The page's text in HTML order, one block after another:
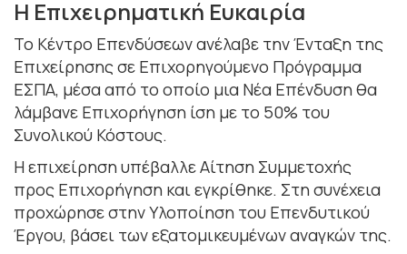
Η Επιχειρηματική Ευκαιρία
Το Κέντρο Επενδύσεων ανέλαβε την Ένταξη της
Επιχείρησης σε Επιχορηγούμενο Πρόγραμμα
ΕΣΠΑ, μέσα από το οποίο μια Νέα Επένδυση θα
λάμβανε Επιχορήγηση ίση με το 50% του
Συνολικού Κόστους.
Η επιχείρηση υπέβαλλε Αίτηση Συμμετοχής
προς Επιχορήγηση και εγκρίθηκε. Στη συνέχεια
προχώρησε στην Υλοποίηση του Επενδυτικού
Έργου, βάσει των εξατομικευμένων αναγκών της.